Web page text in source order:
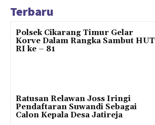
Terbaru
Polsek Cikarang Timur Gelar
Korve Dalam Rangka Sambut HUT
RI ke – 81
Ratusan Relawan Joss Iringi
Pendaftaran Suwandi Sebagai
Calon Kepala Desa Jatireja